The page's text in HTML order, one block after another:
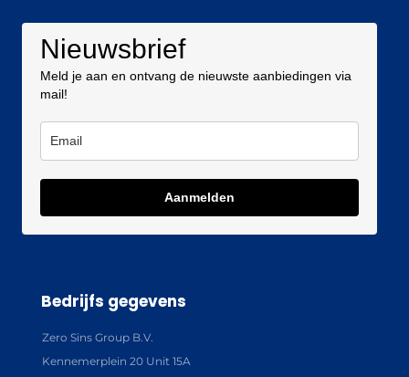
Nieuwsbrief
Meld je aan en ontvang de nieuwste aanbiedingen via
mail!
Aanmelden
Bedrijfs gegevens
Zero Sins Group B.V.
Kennemerplein 20 Unit 15A